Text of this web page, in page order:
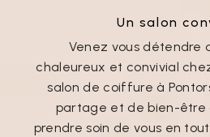
Un salon
Venez vous détendre
chaleureux et convivial
salon de coiffure à
partage et de bien-être
prendre soin de vous en